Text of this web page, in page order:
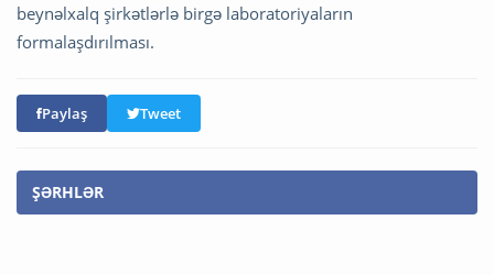
beynəlxalq şirkətlərlə birgə laboratoriyaların
formalaşdırılması.
Paylaş Tweet
ŞƏRHLƏR